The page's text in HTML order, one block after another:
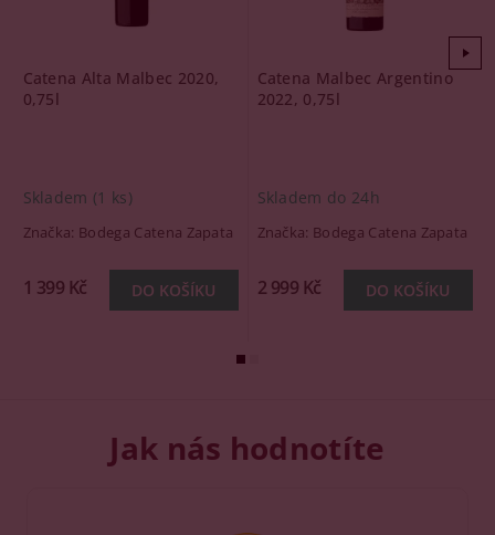
Catena Alta Malbec 2020,
0,75l
Skladem (1 ks)
Značka: Bodega Catena Zapata
1 399 Kč
Catena Malbec Argentino
2022, 0,75l
Skladem do 24h
Značka: Bodega Catena Zapata
2 999 Kč
Jak nás hodnotíte